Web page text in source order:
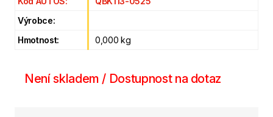
Výrobce:
Hmotnost:
0,000 kg
Není skladem / Dostupnost na dotaz